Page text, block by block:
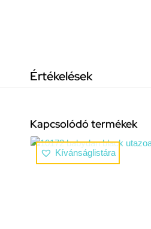
Értékelések
Kapcsolódó termékek
Kívánságlistára